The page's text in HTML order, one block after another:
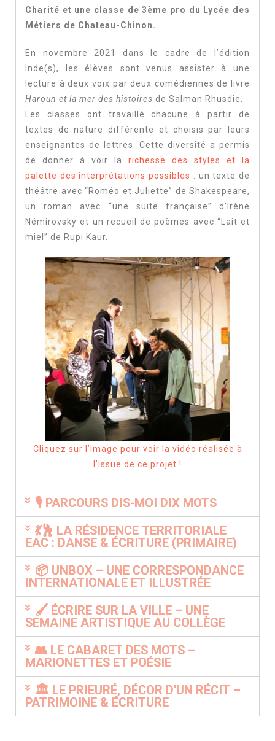
Charité et une classe de 3ème pro du Lycée des
Métiers de Chateau-Chinon.
En novembre 2021 dans le cadre de l’édition
Inde(s), les élèves sont venus assister à une
lecture à deux voix par deux comédiennes de livre
Haroun et la mer des histoires de Salman Rhusdie.
Les classes ont travaillé chacune à partir de
textes de nature différente et choisis par leurs
enseignantes de lettres. Cette diversité a permis
de donner à voir la
richesse des styles et la
palette des interprétations possibles : un texte de
théâtre avec “Roméo et Juliette” de Shakespeare,
un roman avec “une suite française” d’Irène
Némirovsky et un recueil de poèmes avec “Lait et
miel” de Rupi Kaur.
Cliquez sur l’image pour voir la vidéo réalisée à
l’issue de ce projet !
🎙 PARCOURS DIS-MOI DIX MOTS
💃🕺 LA RÉSIDENCE TERRITORIALE
EAC : DANSE & ÉCRITURE (PRIMAIRE)
📦 UNBOX – UNE CORRESPONDANCE
INTERNATIONALE ET ILLUSTRÉE
🖌 ÉCRIRE SUR LA VILLE – UNE
SEMAINE ARTISTIQUE AU COLLÈGE
👥 LE CABARET DES MOTS –
MARIONETTES ET POÉSIE
🏛 LE PRIEURÉ, DÉCOR D’UN RÉCIT –
PATRIMOINE & ÉCRITURE